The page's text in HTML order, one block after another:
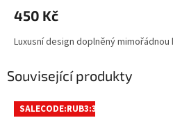
Související produkty
SALECODE:RUB3:3:%
450 Kč
Luxusní design doplněný